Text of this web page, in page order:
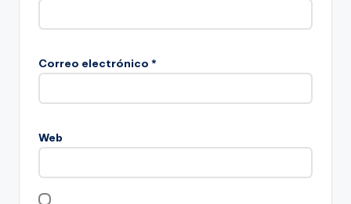
Correo electrónico *
Web